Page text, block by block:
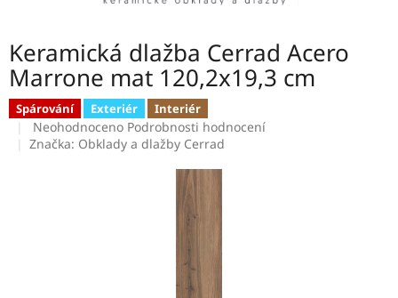
KERAMICKÉ
OBKLADY
KERAMICKÉ
DLAŽBY
Keramická dlažba Cerrad Acero
Marrone mat 120,2x19,3 cm
Spárování Exteriér Interiér
Průměrné
hodnocení
Neohodnoceno Podrobnosti hodnocení
Značka: Obklady a dlažby Cerrad